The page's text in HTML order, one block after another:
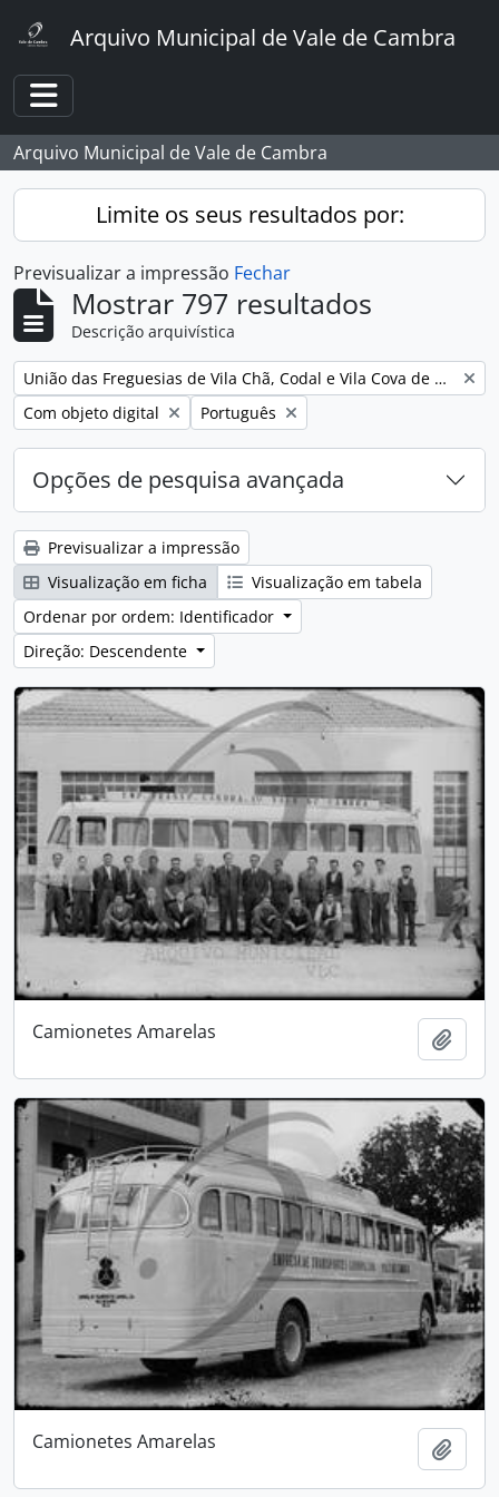
Arquivo Municipal de Vale de Cambra
Toggle navigation
Arquivo Municipal de Vale de Cambra
Limite os seus resultados por:
Previsualizar a impressão Fechar
Mostrar 797 resultados
Descrição arquivística
Remover filtro:
União das Freguesias de Vila Chã, Codal e Vila Cova de Perrinho
Remover filtro:
Com objeto digital Remover filtro:
Português
Opções de pesquisa avançada
Previsualizar a impressão
Visualização em ficha
Visualização em tabela
Ordenar por ordem: Identificador
Direção: Descendente
Camionetes Amarelas
Camionetes Amarelas